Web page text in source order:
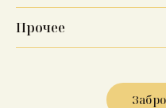
Прочее